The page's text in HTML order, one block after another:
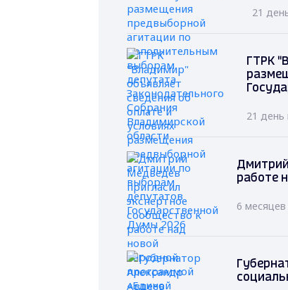
21
ГТРК
21 день
работе
6